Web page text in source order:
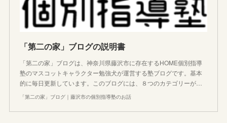
「第二の家」ブログの説明書
「第二の家」ブログは、神奈川県藤沢市に存在するHOME個別指導
塾のマスコットキャラクター勉強犬が運営する塾ブログです。基本
的に毎日更新しています。このブログには、８つのカテゴリーが…
「第二の家」ブログ｜藤沢市の個別指導塾のお話